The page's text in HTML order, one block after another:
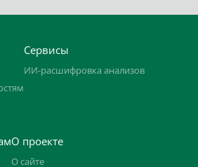
Сервисы
ИИ-расшифровка анализов
О проекте
О сайте